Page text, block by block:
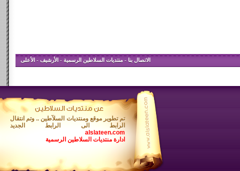
الاتصال بنا -منتديات السلاطين الرسمية - الأرشيف - الأعلى
تم تطوير موقع ومنتديات السلآطين .. وتم انتقال
الرابط الى الرابط الجديد
alslateen.com
ادارة منتديات السلاطين الرسمية